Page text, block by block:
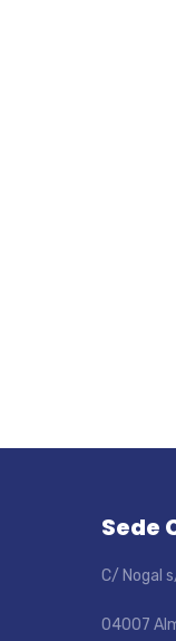
Sede
C/ Nogal
04007